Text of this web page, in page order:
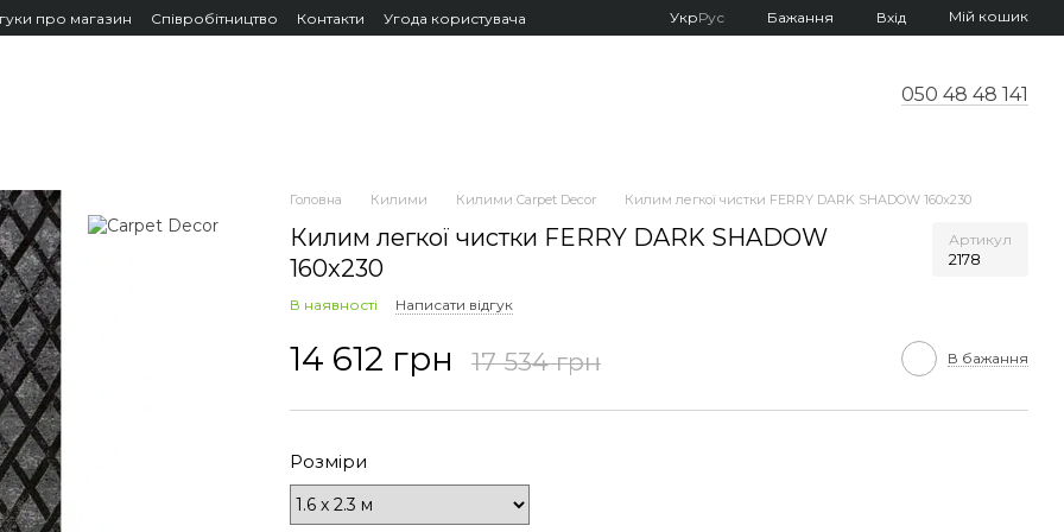
про магазин Співробітництво Контакти Угода користувача УкрРус Бажання Вхід Мій кошик
050 48 48 141
Головна Килими Килими Carpet Decor Килим легкої чистки FERRY DARK SHADOW 160x230
Килим легкої чистки FERRY DARK SHADOW
160x230
Артикул
2178
В наявності Написати відгук
14 612 грн 17 534 грн В бажання
Розміри